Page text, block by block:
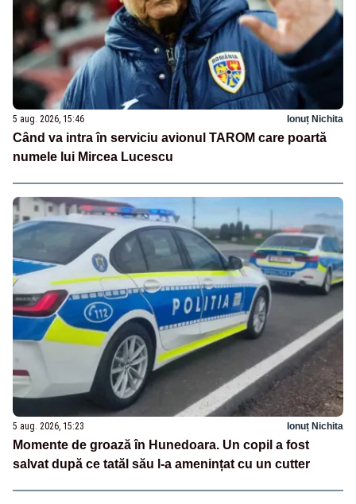
5 aug. 2026, 15:46 Ionuț Nichita
Când va intra în serviciu avionul TAROM care poartă
numele lui Mircea Lucescu
5 aug. 2026, 15:23 Ionuț Nichita
Momente de groază în Hunedoara. Un copil a fost
salvat după ce tatăl său l-a amenințat cu un cutter